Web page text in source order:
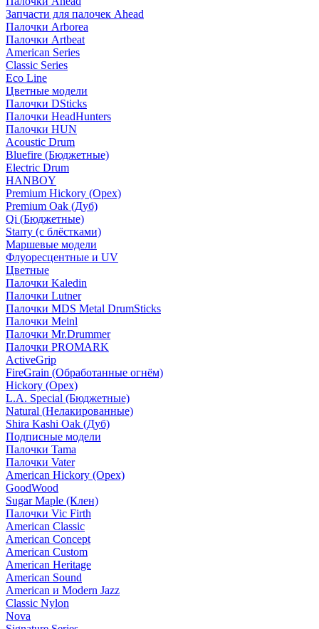
Запчасти для палочек Ahead
Палочки Arborea
Палочки Artbeat
American Series
Classic Series
Eco Line
Цветные модели
Палочки DSticks
Палочки HeadHunters
Палочки HUN
Acoustic Drum
Bluefire (Бюджетные)
Electric Drum
HANBOY
Premium Hickory (Орех)
Premium Oak (Дуб)
Qi (Бюджетные)
Starry (с блёстками)
Маршевые модели
Флуоресцентные и UV
Цветные
Палочки Kaledin
Палочки Lutner
Палочки MDS Metal DrumSticks
Палочки Meinl
Палочки Mr.Drummer
Палочки PROMARK
ActiveGrip
FireGrain (Обработанные огнём)
Hickory (Орех)
L.A. Special (Бюджетные)
Natural (Нелакированные)
Shira Kashi Oak (Дуб)
Подписные модели
Палочки Tama
Палочки Vater
American Hickory (Орех)
GoodWood
Sugar Maple (Клен)
Палочки Vic Firth
American Classic
American Concept
American Custom
American Heritage
American Sound
American и Modern Jazz
Classic Nylon
Nova